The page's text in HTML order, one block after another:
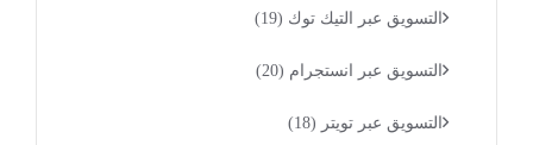
التسويق عبر التيك توك (19)
التسويق عبر انستجرام (20)
التسويق عبر تويتر (18)